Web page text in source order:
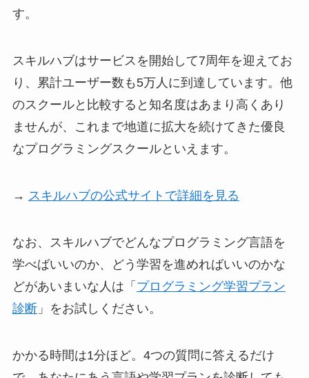
す。
スキルハブはサービスを開始して7周年を迎えてお
り、累計ユーザー数も5万人に到達しています。他
のスクールと比較すると知名度はあまり高くあり
ませんが、これまで地道に拡大を続けてきた優良
なプログラミングスクールといえます。
→ スキルハブの公式サイトで詳細を見る
なお、スキルハブでどんなプログラミング言語を
学べばいいのか、どう学習を進めればいいのかな
どがあいまいな人は「 プログラミング学習プラン
診断」をお試しください。
かかる時間は1分ほど。4つの質問に答えるだけ